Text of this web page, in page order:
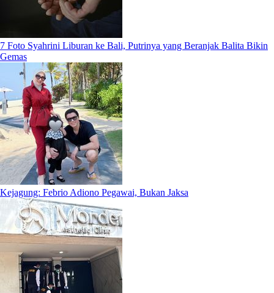
7 Foto Syahrini Liburan ke Bali, Putrinya yang Beranjak Balita Bikin
Gemas
Kejagung: Febrio Adiono Pegawai, Bukan Jaksa